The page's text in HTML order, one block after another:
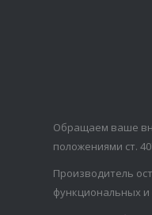
Обращаем ваше
положениями ст.
Производитель
функциональных